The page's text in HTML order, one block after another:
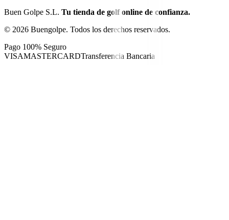
Buen Golpe S.L. Tu tienda de golf online de confianza.
© 2026 Buengolpe. Todos los derechos reservados.
Pago 100% Seguro
VISAMASTERCARDTransferencia Bancaria